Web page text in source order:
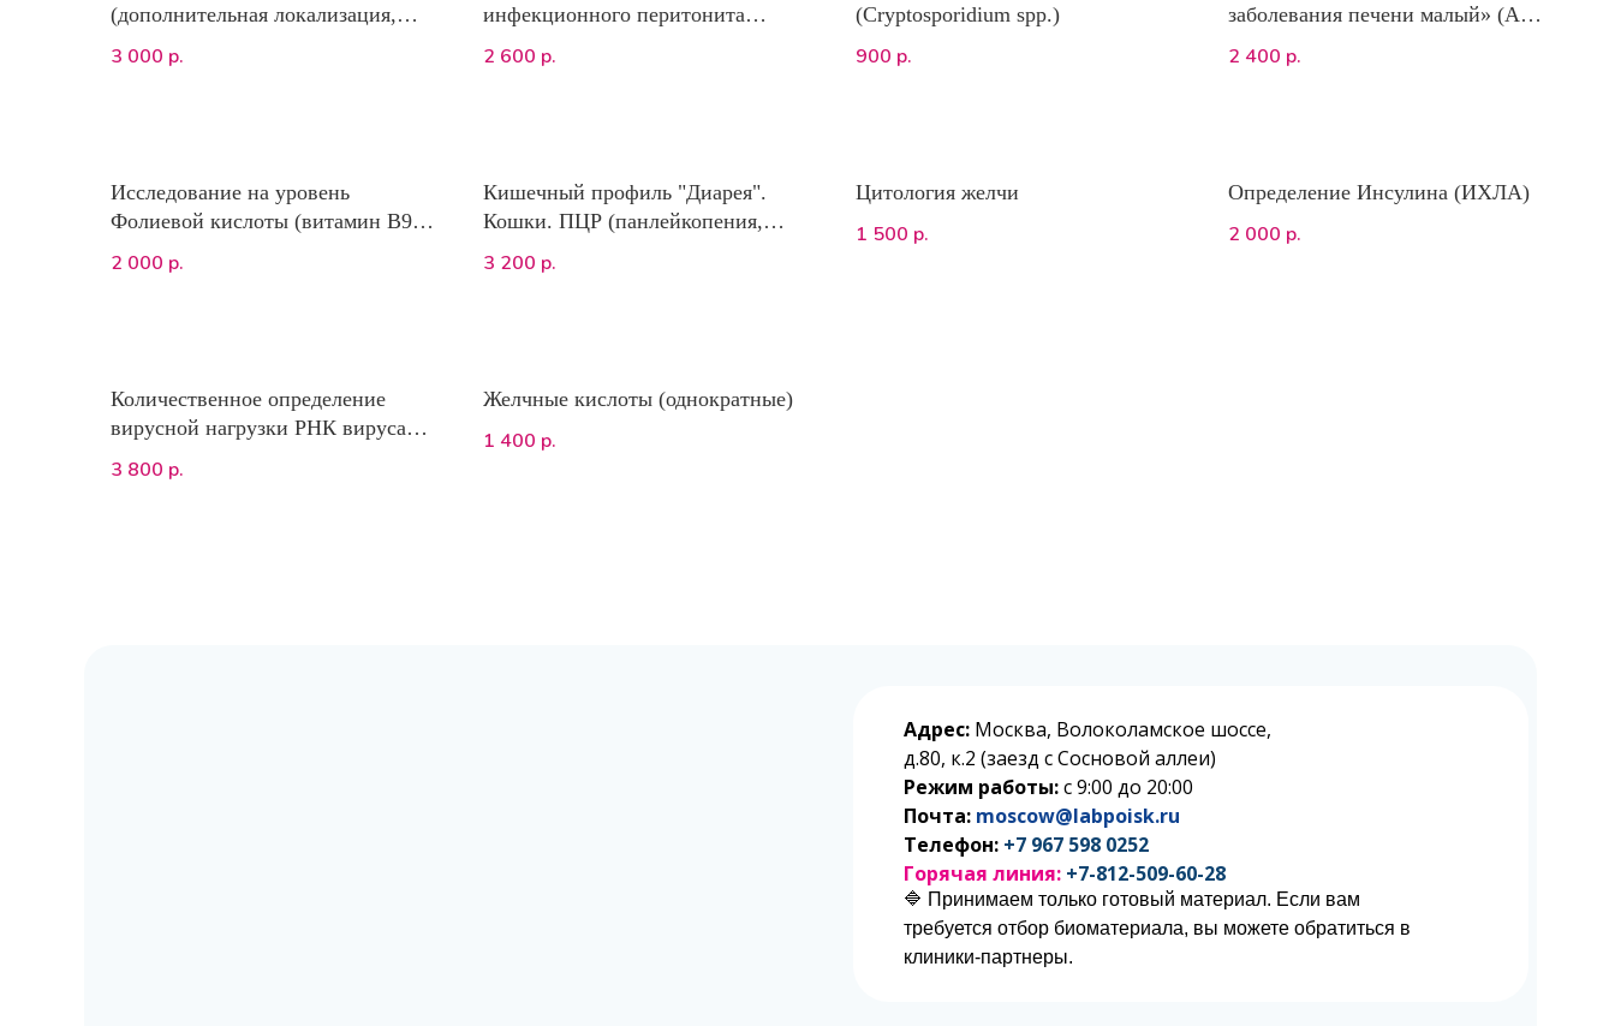
(дополнительная локализация,
при единовременной сдаче
материала). Приготовление
3 000 р.
инфекционного перитонита
кошек (общий билирубин, общий
белок, альбумин, соотношение
2 600 р.
(Cryptosporidium spp.)
900 р.
заболевания печени малый» (АЛТ,
ЩФ, общий билирубин,
альбумин, желчные кислоты
2 400 р.
Исследование на уровень
Фолиевой кислоты (витамин В9)
(ИХЛА)
2 000 р.
Кишечный профиль "Диарея".
Кошки. ПЦР (панлейкопения,
энторотоксин А Clostridium
perfringens, сальмонеллез,
3 200 р.
Цитология желчи
1 500 р.
Определение Инсулина (ИХЛА)
2 000 р.
Количественное определение
вирусной нагрузки РНК вируса
лейкоза (FeLV)
3 800 р.
Желчные кислоты (однократные)
1 400 р.
🔷 Принимаем только готовый материал. Если вам
требуется отбор биоматериала, вы можете обратиться в
клиники-партнеры.
Адрес: Москва, Волоколамское шоссе,
д.80, к.2 (заезд с Сосновой аллеи)
Режим работы:с 9:00 до 20:00
Почта: moscow@labpoisk.ru
Телефон: +7 967 598 0252
Горячая линия: +7-812-509-60-28